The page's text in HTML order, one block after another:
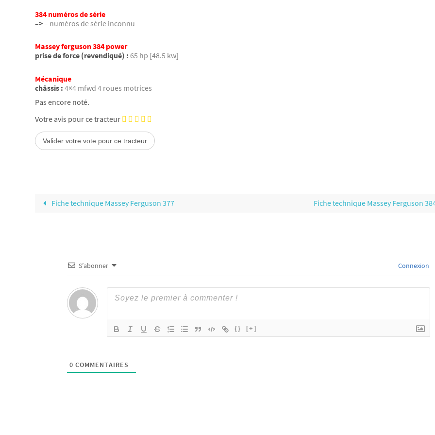
384 numéros de série
–>– numéros de série inconnu
Massey ferguson 384 power
prise de force (revendiqué) : 65 hp [48.5 kw]
Mécanique
châssis : 4×4 mfwd 4 roues motrices
Pas encore noté.
Votre avis pour ce tracteur
Fiche technique Massey Ferguson 377 Fiche technique Massey Ferguson
S’abonner Connexion
{} [+]
0 COMMENTAIRES